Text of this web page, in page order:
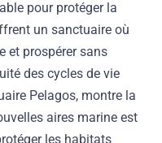
pour protéger la
un sanctuaire où
et prospérer sans
des cycles de vie
Pelagos, montre la
aires marine est
les habitats